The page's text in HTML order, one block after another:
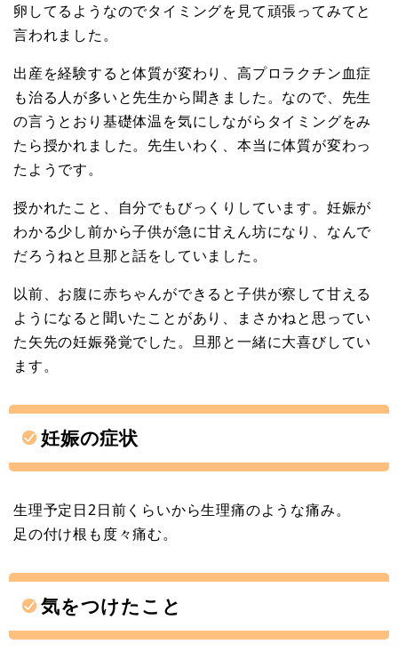
卵してるようなのでタイミングを見て頑張ってみてと
言われました。
出産を経験すると体質が変わり、高プロラクチン血症
も治る人が多いと先生から聞きました。なので、先生
の言うとおり基礎体温を気にしながらタイミングをみ
たら授かれました。先生いわく、本当に体質が変わっ
たようです。
授かれたこと、自分でもびっくりしています。妊娠が
わかる少し前から子供が急に甘えん坊になり、なんで
だろうねと旦那と話をしていました。
以前、お腹に赤ちゃんができると子供が察して甘える
ようになると聞いたことがあり、まさかねと思ってい
た矢先の妊娠発覚でした。旦那と一緒に大喜びしてい
ます。
妊娠の症状
生理予定日2日前くらいから生理痛のような痛み。
足の付け根も度々痛む。
気をつけたこと